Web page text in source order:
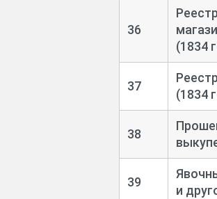
36
(1834
37
(1834
38
39
и